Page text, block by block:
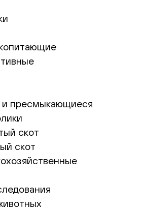
пресмыкающиеся
скот
скот